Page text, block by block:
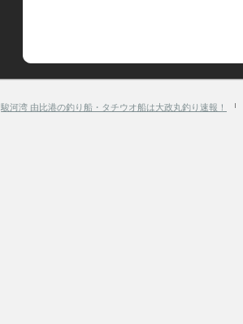
駿河湾 由比港の釣り船・タチウオ船は大政丸釣り速報！